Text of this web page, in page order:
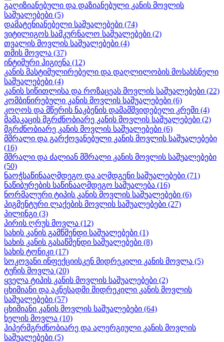
გაღიზიანებული და დაზიანებული კანის მოვლის
საშუალებები (5)
დამატენიანებელი საშუალებები (74)
ვიტილიგოს სამკურნალო საშუალებები (2)
თვალის მოვლის საშუალებები (4)
თმის მოვლა (37)
ინტიმური ჰიგიენა (12)
კანის მასტიმულირებელი და დაღლილობის მოსახსნელი
საშუალებები (4)
კანის სიწითლისა და როზაცეას მოვლის საშუალებები (22)
კომბინირებული კანის მოვლის საშუალებები (6)
კოღოს და მწერის ნაკბენის დამამშვიდებელი კრემი (4)
მამაკაცის მგრძნობიარე კანის მოვლის საშუალებები (2)
მგრძნობიარე კანის მოვლის საშუალებები (6)
მშრალი და გარქოვანებული კანის მოვლის საშუალებები
(16)
მშრალი და ძალიან მშრალი კანის მოვლის საშუალებები
(50)
ნაოჭსაწინააღმდეგო და აღმდგენი საშუალებები (71)
ნაწიბურების საწინააღმდეგო საშუალება (16)
ნორმალური ტიპის კანის მოვლის საშუალებები (6)
პიგმენტური ლაქების მოვლის საშუალებები (27)
პილინგი (3)
პირის ღრუს მოვლა (12)
სახის კანის გამწმენდი საშუალებები (1)
სახის კანის გასაწმენდი საშუალებები (8)
სახის ტონიკი (17)
სოკოვანი ინფექციისკენ მიდრეკილი კანის მოვლა (5)
ტუჩის მოვლა (20)
ყველა ტიპის კანის მოვლის საშუალებები (2)
ცხიმიანი და აკნესადმი მიდრეკილი კანის მოვლის
საშუალებები (57)
ცხიმიანი კანის მოვლის საშუალებები (64)
ხელის მოვლა (10)
ჰიპერმგრძნობიარე და ალერგიული კანის მოვლის
საშუალებები (5)